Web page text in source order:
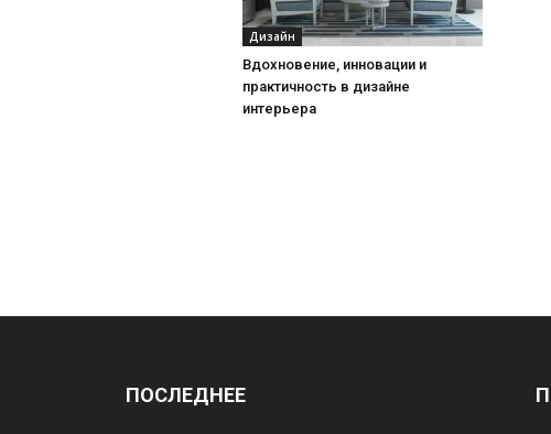
Дизайн
Вдохновение, инновации и
практичность в дизайне
интерьера
ПОСЛЕДНЕЕ